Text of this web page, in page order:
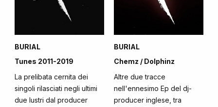
BURIAL
Tunes 2011-2019
La prelibata cernita dei
singoli rilasciati negli ultimi
due lustri dal producer
BURIAL
Chemz / Dolphinz
Altre due tracce
nell'ennesimo Ep del dj-
producer inglese, tra